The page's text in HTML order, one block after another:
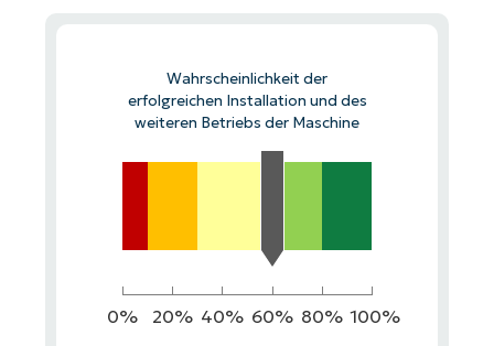
Wahrscheinlichkeit der
erfolgreichen Installation und des
weiteren Betriebs der Maschine
0% 20% 40% 60% 80% 100%